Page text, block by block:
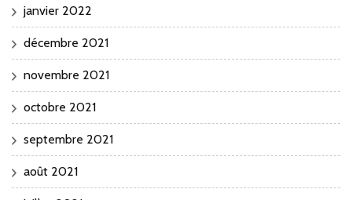
janvier 2022
décembre 2021
novembre 2021
octobre 2021
septembre 2021
août 2021